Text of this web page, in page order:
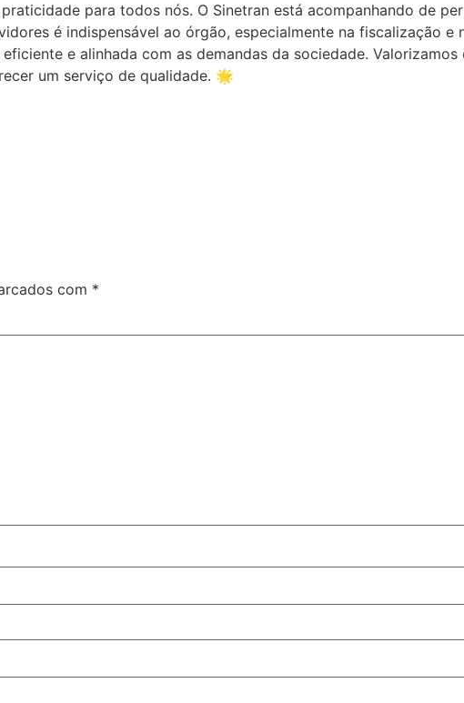
para todos nós. O Sinetran está acompanhando de
é indispensável ao órgão, especialmente na fiscalização e
e alinhada com as demandas da sociedade.
um serviço de qualidade. 🌟
com *